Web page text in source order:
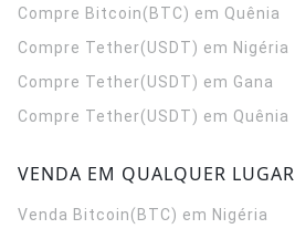
Compre Bitcoin(BTC) em Quênia
Compre Tether(USDT) em Nigéria
Compre Tether(USDT) em Gana
Compre Tether(USDT) em Quênia
VENDA EM QUALQUER LUGAR
Venda Bitcoin(BTC) em Nigéria